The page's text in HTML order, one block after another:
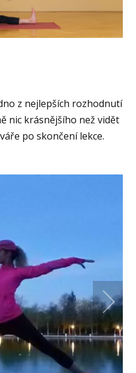
z nejlepších rozhodnutí
nic krásnějšího než vidět
po skončení lekce.